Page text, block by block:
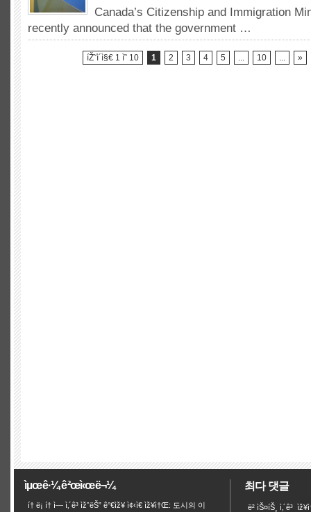
ëŒ€í•œ)?
퀴
즈
를
ê¸°ì
—
…
ê°
€ì
Canada’s Citizenship and Immigration
recently announced that the government …
íŽ˜ì´ì§€ 1 ì˜ 10 1 2 3 4 5 ... 10 ... »
ìµœê·¼ ê²œì‹œë¬¼
í† ë¡ í† ì— ì‚´ê³ ìžˆëŠ” ê°€ìž¥ ì¢‹ì€ ìž¥ì†Œ: 도시의 이
최다 댓글
ë² ìŠ¤íŠ¸ ì‚´ê³